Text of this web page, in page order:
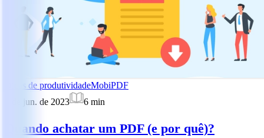
Dicas de produtividadeMobiPDF
5 de jun. de 2023
6 min
Quando achatar um PDF (e por quê)?